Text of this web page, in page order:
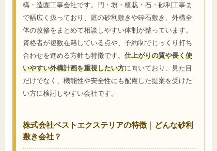
構・造園工事会社です。門・塀・植栽・石・砂利工事ま
で幅広く扱っており、庭の砂利敷きや砕石敷き、外構全
体の改修をまとめて相談しやすい体制が整っています。
資格者が複数在籍している点や、予約制でじっくり打ち
合わせを進める方針も特徴です。 仕上がりの質や長く使
いやすい外構計画を重視したい方に向いており、見た目
だけでなく、機能性や安全性にも配慮した提案を受けた
い方に検討しやすい会社です。
株式会社ベストエクステリアの特徴｜どんな砂利
敷き会社？